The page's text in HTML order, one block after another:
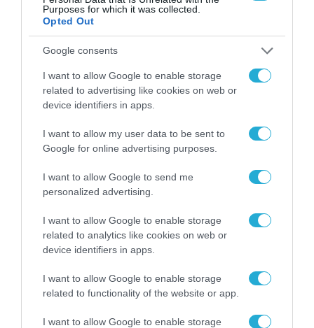
Purposes for which it was collected.
Opted Out
Google consents
I want to allow Google to enable storage
related to advertising like cookies on web or
device identifiers in apps.
I want to allow my user data to be sent to
Google for online advertising purposes.
I want to allow Google to send me
personalized advertising.
I want to allow Google to enable storage
related to analytics like cookies on web or
device identifiers in apps.
I want to allow Google to enable storage
related to functionality of the website or app.
I want to allow Google to enable storage